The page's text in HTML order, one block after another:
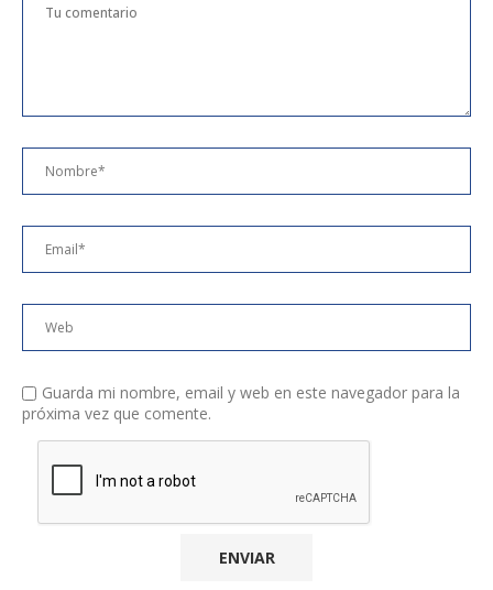
Guarda mi nombre, email y web en este navegador para la
próxima vez que comente.